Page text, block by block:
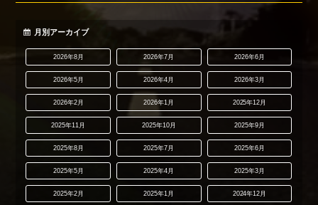
月別アーカイブ
2026年8月 2026年7月 2026年6月
2026年5月 2026年4月 2026年3月
2026年2月 2026年1月 2025年12月
2025年11月 2025年10月 2025年9月
2025年8月 2025年7月 2025年6月
2025年5月 2025年4月 2025年3月
2025年2月 2025年1月 2024年12月